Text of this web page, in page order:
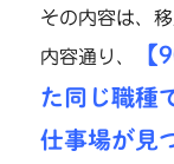
その内容は、
内容通り、
た同じ職種
仕事場が見